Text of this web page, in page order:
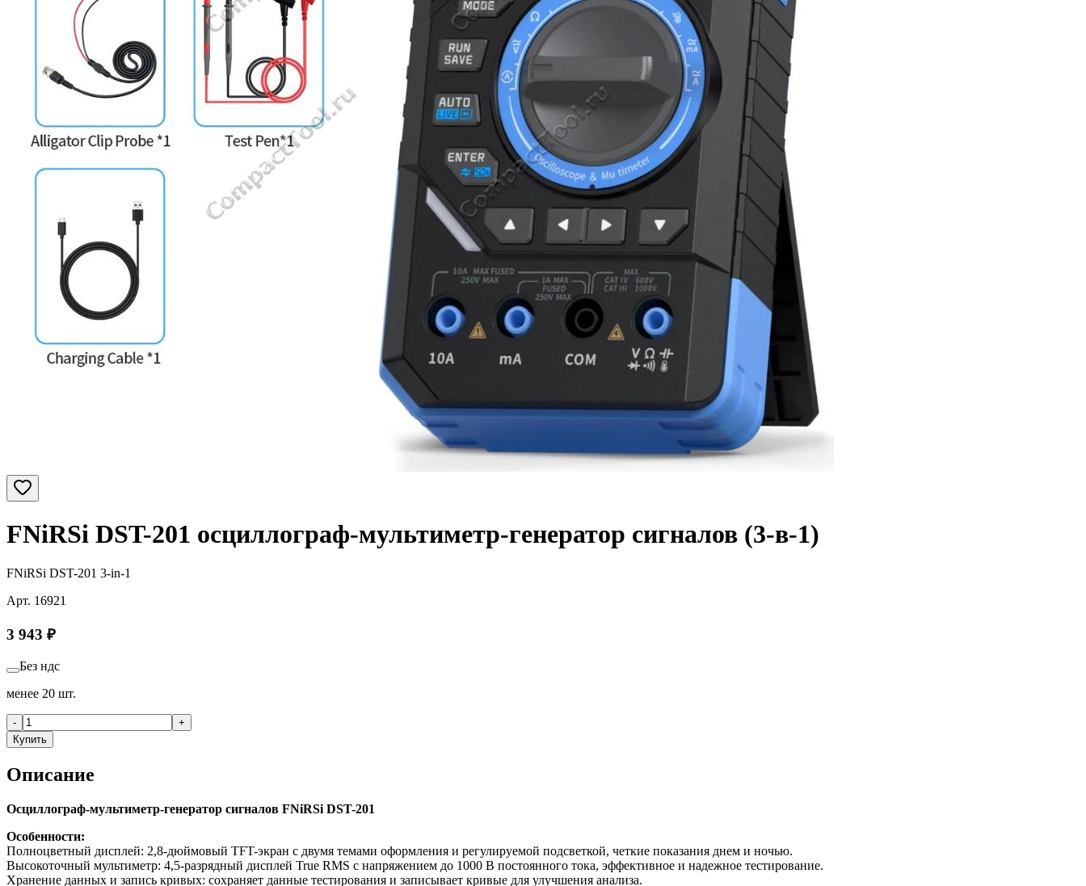
FNiRSi DST-201 осциллограф-мультиметр-генератор сигналов (3-в-1)
FNiRSi DST-201 3-in-1
Арт. 16921
3 943 ₽
Без ндс
менее 20 шт.
-
+
Купить
Описание
Осциллограф-мультиметр-генератор сигналов FNiRSi DST-201
Особенности:
Полноцветный дисплей: 2,8-дюймовый TFT-экран с двумя темами оформления и регулируемой подсветкой, четкие показания днем и ночью.
Высокоточный мультиметр: 4,5-разрядный дисплей True RMS с напряжением до 1000 В постоянного тока, эффективное и надежное тестирование.
Хранение данных и запись кривых: сохраняет данные тестирования и записывает кривые для улучшения анализа.